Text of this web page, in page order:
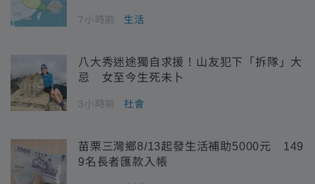
7小時前 生活
八大秀迷途獨自求援！山友犯下「拆隊」大
忌 女至今生死未卜
3小時前 社會
苗栗三灣鄉8/13起發生活補助5000元 149
9名長者匯款入帳